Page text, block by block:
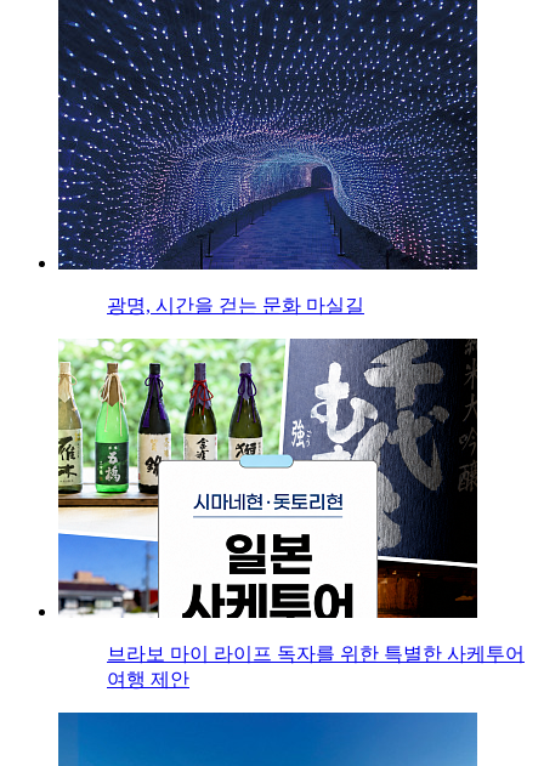
광명, 시간을 걷는 문화 마실길
브라보 마이 라이프 독자를 위한 특별한 사케투어
여행 제안